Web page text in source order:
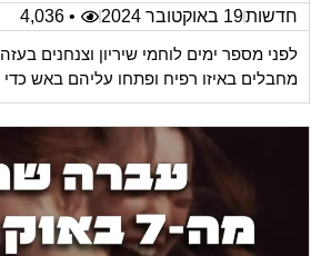
חדשות19 באוקטובר 2024
• 4,036
לפני מספר ימים לוחמי שיריון וצנחנים
מחבלים באיזו רפיח ופתחו עליהם באש